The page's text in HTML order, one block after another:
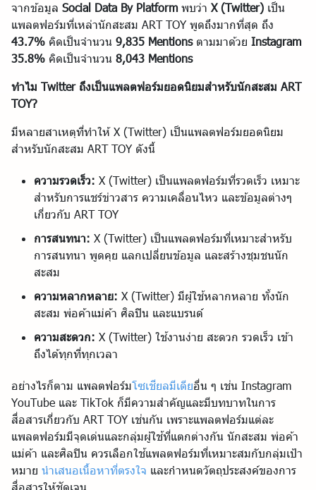
จากข้อมูล Social Data By Platform พบว่า X (Twitter) เป็น
แพลตฟอร์มที่เหล่านักสะสม ART TOY พูดถึงมากที่สุด ถึง
43.7% คิดเป็นจำนวน 9,835 Mentionsตามมาด้วย Instagram
35.8% คิดเป็นจำนวน 8,043 Mentions
ทำไม Twitter ถึงเป็นแพลตฟอร์มยอดนิยมสำหรับนักสะสม ART
TOY?
มีหลายสาเหตุที่ทำให้ X (Twitter) เป็นแพลตฟอร์มยอดนิยม
สำหรับนักสะสม ART TOY ดังนี้
ความรวดเร็ว: X (Twitter) เป็นแพลตฟอร์มที่รวดเร็ว เหมาะ
สำหรับการแชร์ข่าวสาร ความเคลื่อนไหว และข้อมูลต่างๆ
เกี่ยวกับ ART TOY
การสนทนา: X (Twitter) เป็นแพลตฟอร์มที่เหมาะสำหรับ
การสนทนา พูดคุย แลกเปลี่ยนข้อมูล และสร้างชุมชนนัก
สะสม
ความหลากหลาย: X (Twitter) มีผู้ใช้หลากหลาย ทั้งนัก
สะสม พ่อค้าแม่ค้า ศิลปิน และแบรนด์
ความสะดวก: X (Twitter) ใช้งานง่าย สะดวก รวดเร็ว เข้า
ถึงได้ทุกที่ทุกเวลา
อย่างไรก็ตาม แพลตฟอร์มโซเชียลมีเดียอื่น ๆ เช่น Instagram
YouTube และ TikTok ก็มีความสำคัญและมีบทบาทในการ
สื่อสารเกี่ยวกับ ART TOY เช่นกัน เพราะแพลตฟอร์มแต่ละ
แพลตฟอร์มมีจุดเด่นและกลุ่มผู้ใช้ที่แตกต่างกัน นักสะสม พ่อค้า
แม่ค้า และศิลปิน ควรเลือกใช้แพลตฟอร์มที่เหมาะสมกับกลุ่มเป้า
หมาย นำเสนอเนื้อหาที่ตรงใจ และกำหนดวัตถุประสงค์ของการ
สื่อสารให้ชัดเจน